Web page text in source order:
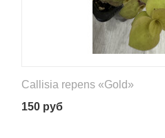
Callisia repens «Gold»
150 руб